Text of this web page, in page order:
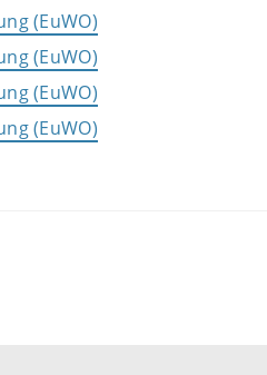
(EuWO)
(EuWO)
(EuWO)
(EuWO)